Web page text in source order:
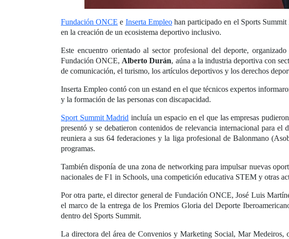
Fundación ONCE e Inserta Empleohan participado en el Sports
en la creación de un ecosistema deportivo inclusivo.
Este encuentro orientado al sector profesional del deporte,
Fundación ONCE, Alberto Durán, aúna a la industria deportiva con
de comunicación, el turismo, los artículos deportivos y los derechos
Inserta Empleo contó con un estand en el que técnicos expertos
y la formación de las personas con discapacidad.
Sport Summit Madrid incluía un espacio en el que las empresas
presentó y se debatieron contenidos de relevancia internacional para
reuniera a sus 64 federaciones y la liga profesional de Balonmano
programas.
También disponía de una zona de networking para impulsar nuevas
nacionales de F1 in Schools, una competición educativa STEM y otras
Por otra parte, el director general de Fundación ONCE, José Luis
el marco de la entrega de los Premios Gloria del Deporte
dentro del Sports Summit.
La directora del área de Convenios y Marketing Social, Mar Medeiros,